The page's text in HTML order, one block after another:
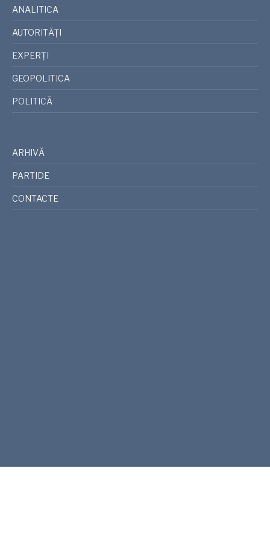
ANALITICA
AUTORITĂȚI
EXPERȚI
GEOPOLITICA
POLITICĂ
ARHIVĂ
PARTIDE
CONTACTE